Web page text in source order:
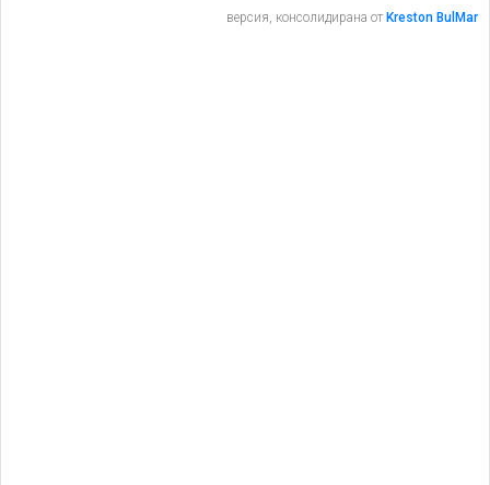
версия, консолидирана от Kreston BulMar